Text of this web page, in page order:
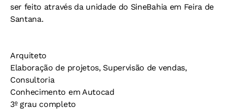
ser feito através da unidade do SineBahia em Feira de
Santana.
Arquiteto
Elaboração de projetos, Supervisão de vendas,
Consultoria
Conhecimento em Autocad
3º grau completo